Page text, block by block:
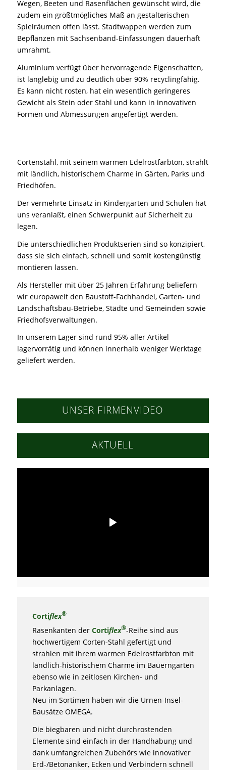
Wegen, Beeten und Rasenflächen gewünscht wird, die
zudem ein größtmögliches Maß an gestalterischen
Spielräumen offen lässt. Stadtwappen werden zum
Bepflanzen mit Sachsenband-Einfassungen dauerhaft
umrahmt.
Aluminium verfügt über hervorragende Eigenschaften,
ist langlebig und zu deutlich über 90% recyclingfähig.
Es kann nicht rosten, hat ein wesentlich geringeres
Gewicht als Stein oder Stahl und kann in innovativen
Formen und Abmessungen angefertigt werden.
Cortenstahl, mit seinem warmen Edelrostfarbton, strahlt
mit ländlich, historischem Charme in Gärten, Parks und
Friedhöfen.
Der vermehrte Einsatz in Kindergärten und Schulen hat
uns veranlaßt, einen Schwerpunkt auf Sicherheit zu
legen.
Die unterschiedlichen Produktserien sind so konzipiert,
dass sie sich einfach, schnell und somit kostengünstig
montieren lassen.
Als Hersteller mit über 25 Jahren Erfahrung beliefern
wir europaweit den Baustoff-Fachhandel, Garten- und
Landschaftsbau-Betriebe, Städte und Gemeinden sowie
Friedhofsverwaltungen.
In unserem Lager sind rund 95% aller Artikel
lagervorrätig und können innerhalb weniger Werktage
geliefert werden.
UNSER FIRMENVIDEO
AKTUELL
Cortiflex®
Rasenkanten der Cortiflex®-Reihe sind aus
hochwertigem Corten-Stahl gefertigt und
strahlen mit ihrem warmen Edelrostfarbton mit
ländlich-historischem Charme im Bauerngarten
ebenso wie in zeitlosen Kirchen- und
Parkanlagen.
Neu im Sortimen haben wir die Urnen-Insel-
Bausätze OMEGA.
Die biegbaren und nicht durchrostenden
Elemente sind einfach in der Handhabung und
dank umfangreichen Zubehörs wie innovativer
Erd-/Betonanker, Ecken und Verbindern schnell